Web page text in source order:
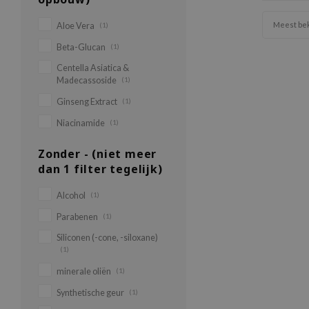
Aloe Vera (1)
Beta-Glucan (1)
Centella Asiatica &
Madecassoside
(1)
Ginseng Extract (1)
Niacinamide (1)
Zonder - (niet meer
dan 1 filter tegelijk)
Alcohol (1)
Parabenen (1)
Siliconen (-cone, -siloxane)
(1)
minerale oliën (1)
Synthetische geur (1)
Meest